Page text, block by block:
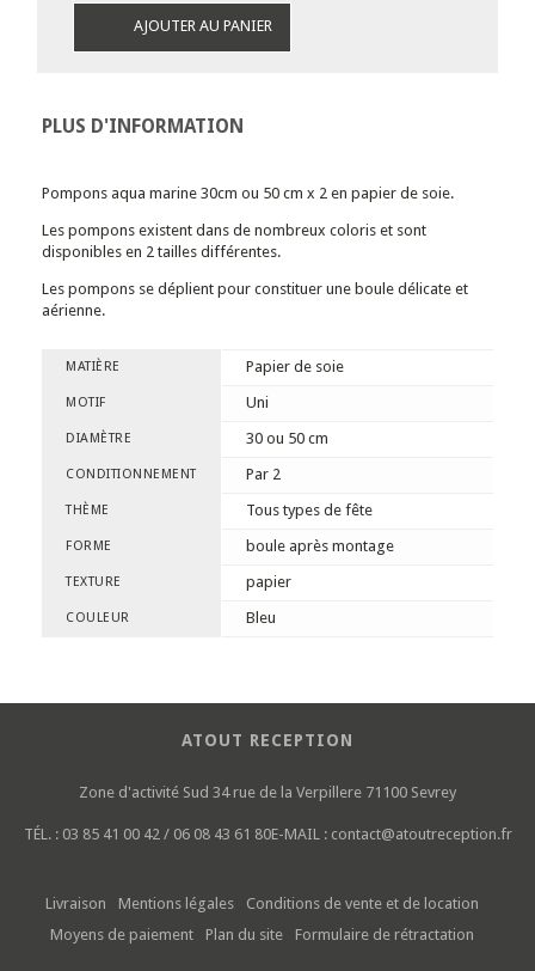
AJOUTER AU PANIER
PLUS D'INFORMATION
Pompons aqua marine 30cm ou 50 cm x 2 en papier de soie.
Les pompons existent dans de nombreux coloris et sont
disponibles en 2 tailles différentes.
Les pompons se déplient pour constituer une boule délicate et
aérienne.
MATIÈRE Papier de soie
MOTIF Uni
DIAMÈTRE 30 ou 50 cm
CONDITIONNEMENT Par 2
THÈME Tous types de fête
FORME boule après montage
TEXTURE papier
COULEUR Bleu
ATOUT RECEPTION
Zone d'activité Sud 34 rue de la Verpillere 71100 Sevrey
TÉL. : 03 85 41 00 42 / 06 08 43 61 80E-MAIL : contact@atoutreception.fr
Livraison Mentions légales
Conditions de vente et de location
Moyens de paiement
Plan du site Formulaire de rétractation